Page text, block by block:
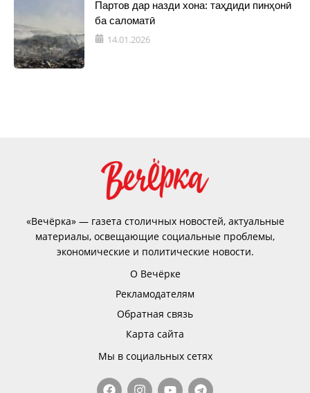
Партов дар назди хона: таҳдиди пинҳонӣ
ба саломатӣ
14.01.2026
«Вечёрка» — газета столичных новостей, актуальные
материалы, освещающие социальные проблемы,
экономические и политические новости.
О Вечёрке
Рекламодателям
Обратная связь
Карта сайта
Мы в социальных сетях